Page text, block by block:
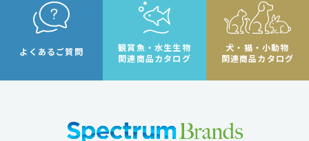
よくあるご質問
観賞魚・水生生物
関連商品カタログ
犬・猫・小動物
関連商品カタログ